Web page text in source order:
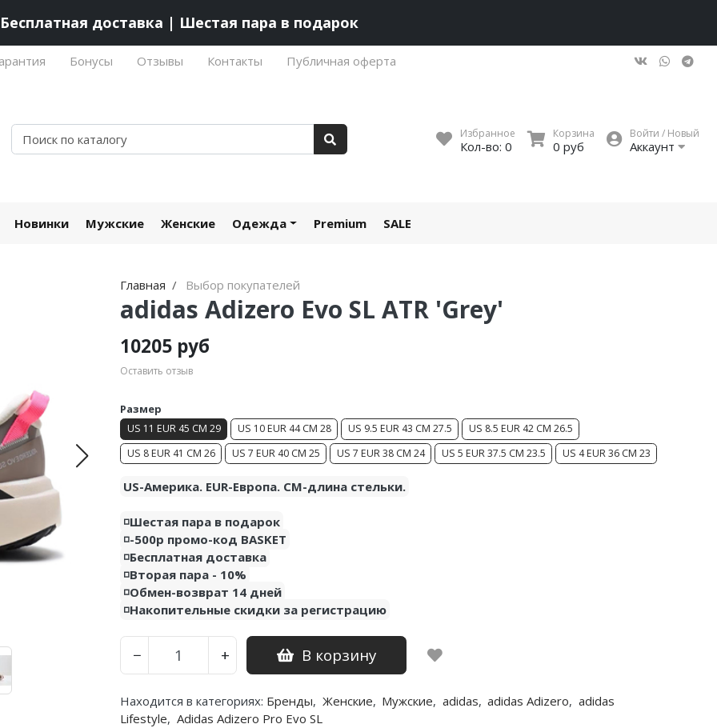
Бесплатная доставка | Шестая пара в подарок
Бонусы Отзывы Контакты Публичная оферта
Избранное
Кол-во: 0
Корзина
0 руб
Войти / Новый
Аккаунт
Новинки Мужские Женские Одежда Premium SALE
Главная Выбор покупателей
adidas Adizero Evo SL ATR 'Grey'
10205 руб
Оставить отзыв
Размер
US 11 EUR 45 CM 29 US 10 EUR 44 CM 28 US 9.5 EUR 43 CM 27.5
US 8.5 EUR 42 CM 26.5
US 8 EUR 41 CM 26
US 7 EUR 40 CM 25 US 7 EUR 38 CM 24 US 5 EUR 37.5 CM 23.5 US 4 EUR 36 CM 23
US-Америка. EUR-Европа. CM-длина стельки.
◽️Шестая пара в подарок
◽️-500р промо-код BASKET
◽️Бесплатная доставка
◽️Вторая пара - 10%
◽️Обмен-возврат 14 дней
◽️Накопительные скидки за регистрацию
− + В корзину
Находится в категориях: Бренды, Женские, Мужские, adidas, adidas Adizero, adidas
Lifestyle, Adidas Adizero Pro Evo SL